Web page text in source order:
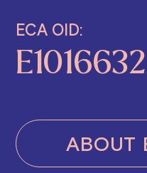
ECA OID:
ABOUT